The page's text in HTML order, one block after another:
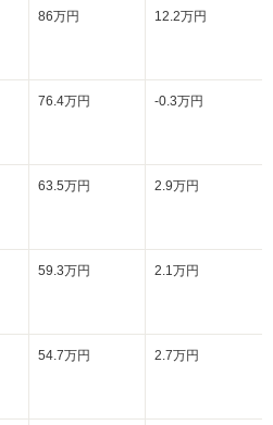
86万円 12.2万円
76.4万円 -0.3万円
63.5万円 2.9万円
59.3万円 2.1万円
54.7万円 2.7万円